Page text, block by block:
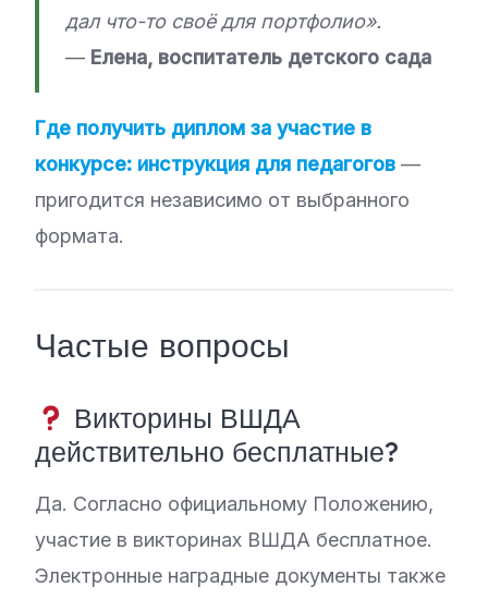
дал что-то своё для портфолио».
— Елена, воспитатель детского сада
Где получить диплом за участие в
конкурсе: инструкция для педагогов —
пригодится независимо от выбранного
формата.
Частые вопросы
Викторины ВШДА
действительно бесплатные?
Да. Согласно официальному Положению,
участие в викторинах ВШДА бесплатное.
Электронные наградные документы также